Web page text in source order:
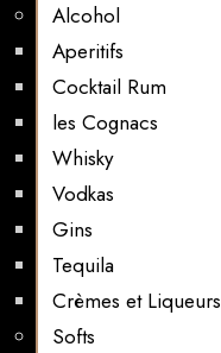
Alcohol
Aperitifs
Cocktail Rum
les Cognacs
Whisky
Vodkas
Gins
Tequila
Crèmes et Liqueurs
Softs